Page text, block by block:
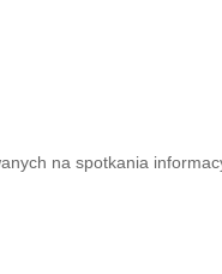
na spotkania